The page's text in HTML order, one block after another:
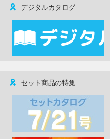
デジタルカタログ
セット商品の特集